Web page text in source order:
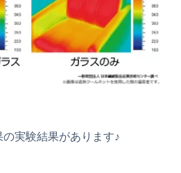
実験結果があります♪